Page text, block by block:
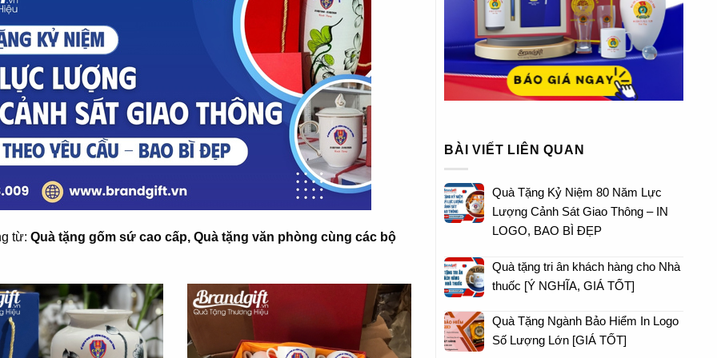
từ: Quà tặng gốm sứ cao cấp, Quà tặng văn phòng cùng các bộ
BÀI VIẾT LIÊN QUAN
Quà Tặng Kỷ Niệm 80 Năm Lực
Lượng Cảnh Sát Giao Thông – IN
LOGO, BAO BÌ ĐẸP
Quà tặng tri ân khách hàng cho Nhà
thuốc [Ý NGHĨA, GIÁ TỐT]
Quà Tặng Ngành Bảo Hiểm In Logo
Số Lượng Lớn [GIÁ TỐT]